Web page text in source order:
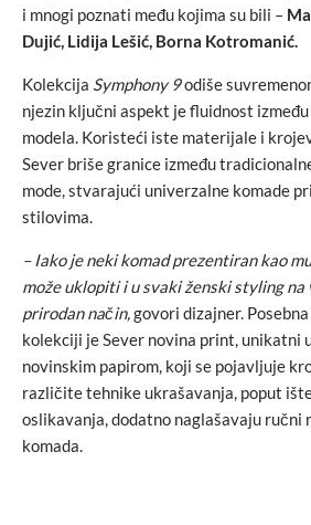
i mnogi poznati među kojima su bili –
Dujić, Lidija Lešić, Borna Kotromanić.
Kolekcija Symphony 9odiše
njezin ključni aspekt je fluidnost
modela. Koristeći iste materijale i
Sever briše granice između
mode, stvarajući univerzalne komade
stilovima.
– Iako je neki komad prezentiran kao
može uklopiti i u svaki ženski styling na
prirodan način,govori dizajner.
kolekciji je Sever novina print, unikatni
novinskim papirom, koji se pojavljuje
različite tehnike ukrašavanja, poput
oslikavanja, dodatno naglašavaju ručni
komada.